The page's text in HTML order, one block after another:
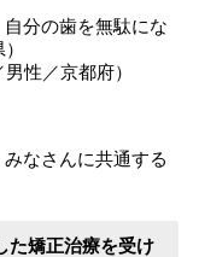
分の歯を無駄にな
性／京都府）
なさんに共通する
た矯正治療を受け